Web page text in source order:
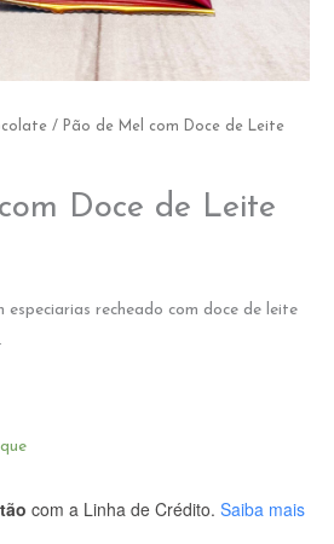
/ Pão de Mel com Doce de Leite
Doce de Leite
especiarias recheado com doce de leite
com a Linha de Crédito. Saiba mais